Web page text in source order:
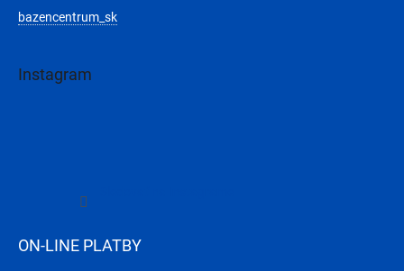
bazencentrum_sk
Instagram
ON-LINE PLATBY